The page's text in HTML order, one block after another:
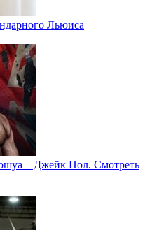
Льюиса
– Джейк Пол. Смотреть